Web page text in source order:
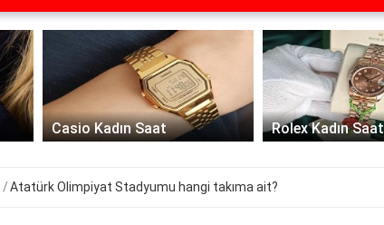
Casio Kadın Saat Rolex Kadın Saat
Atatürk Olimpiyat Stadyumu hangi takıma ait?